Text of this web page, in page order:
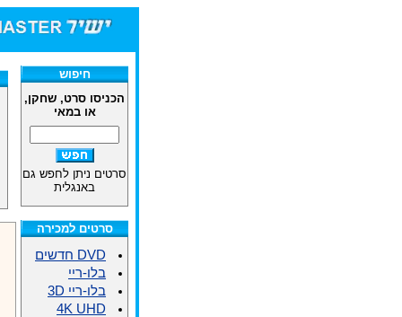
חיפוש
הכניסו סרט, שחקן,
או במאי
סרטים ניתן לחפש גם
באנגלית
סרטים למכירה
DVD חדשים
בלו-ריי
בלו-ריי 3D
4K UHD